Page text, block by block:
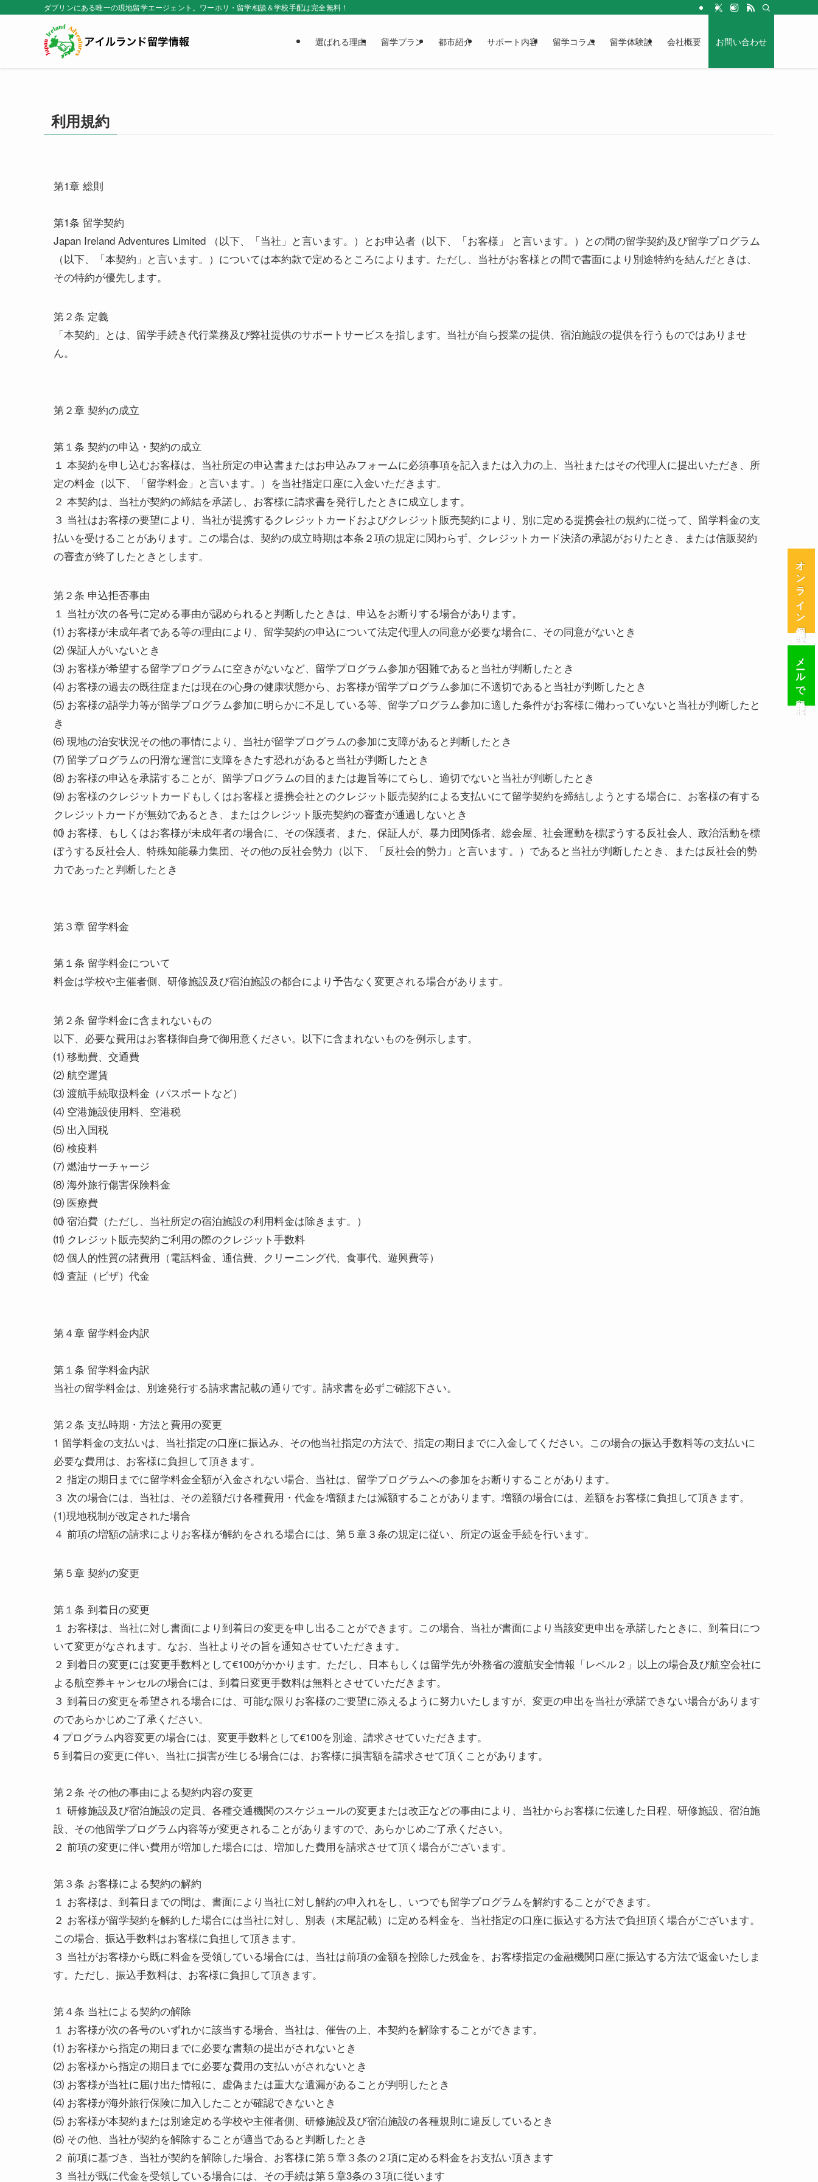
ダブリンにある唯一の現地留学エージェント。ワーホリ・留学相談＆学校手配は完全無料！
選ばれる理由 留学プラン 都市紹介 サポート内容 留学コラム 留学体験談 会社概要 お問い合わせ
利用規約
第1章 総則
第1条 留学契約
Japan Ireland Adventures Limited （以下、「当社」と言います。）とお申込者（以下、「お客様」 と言います。）との間の留学契約及び留学プログラム
（以下、「本契約」と言います。）については本約款で定めるところによります。ただし、当社がお客様との間で書面により別途特約を結んだときは、
その特約が優先します。
第２条 定義
「本契約」とは、留学手続き代行業務及び弊社提供のサポートサービスを指します。当社が自ら授業の提供、宿泊施設の提供を行うものではありませ
ん。
第２章 契約の成立
第１条 契約の申込・契約の成立
１ 本契約を申し込むお客様は、当社所定の申込書またはお申込みフォームに必須事項を記入または入力の上、当社またはその代理人に提出いただき、所
定の料金（以下、「留学料金」と言います。）を当社指定口座に入金いただきます。
２ 本契約は、当社が契約の締結を承諾し、お客様に請求書を発行したときに成立します。
３ 当社はお客様の要望により、当社が提携するクレジットカードおよびクレジット販売契約により、別に定める提携会社の規約に従って、留学料金の支
払いを受けることがあります。この場合は、契約の成立時期は本条２項の規定に関わらず、クレジットカード決済の承認がおりたとき、または信販契約
の審査が終了したときとします。
第２条 申込拒否事由
１ 当社が次の各号に定める事由が認められると判断したときは、申込をお断りする場合があります。
⑴ お客様が未成年者である等の理由により、留学契約の申込について法定代理人の同意が必要な場合に、その同意がないとき
⑵ 保証人がいないとき
⑶ お客様が希望する留学プログラムに空きがないなど、留学プログラム参加が困難であると当社が判断したとき
⑷ お客様の過去の既往症または現在の心身の健康状態から、お客様が留学プログラム参加に不適切であると当社が判断したとき
⑸ お客様の語学力等が留学プログラム参加に明らかに不足している等、留学プログラム参加に適した条件がお客様に備わっていないと当社が判断したと
き
⑹ 現地の治安状況その他の事情により、当社が留学プログラムの参加に支障があると判断したとき
⑺ 留学プログラムの円滑な運営に支障をきたす恐れがあると当社が判断したとき
⑻ お客様の申込を承諾することが、留学プログラムの目的または趣旨等にてらし、適切でないと当社が判断したとき
⑼ お客様のクレジットカードもしくはお客様と提携会社とのクレジット販売契約による支払いにて留学契約を締結しようとする場合に、お客様の有する
クレジットカードが無効であるとき、またはクレジット販売契約の審査が通過しないとき
⑽ お客様、もしくはお客様が未成年者の場合に、その保護者、また、保証人が、暴力団関係者、総会屋、社会運動を標ぼうする反社会人、政治活動を標
ぼうする反社会人、特殊知能暴力集団、その他の反社会勢力（以下、「反社会的勢力」と言います。）であると当社が判断したとき、または反社会的勢
力であったと判断したとき
第３章 留学料金
第１条 留学料金について
料金は学校や主催者側、研修施設及び宿泊施設の都合により予告なく変更される場合があります。
第２条 留学料金に含まれないもの
以下、必要な費用はお客様御自身で御用意ください。以下に含まれないものを例示します。
⑴ 移動費、交通費
⑵ 航空運賃
⑶ 渡航手続取扱料金（パスポートなど）
⑷ 空港施設使用料、空港税
⑸ 出入国税
⑹ 検疫料
⑺ 燃油サーチャージ
⑻ 海外旅行傷害保険料金
⑼ 医療費
⑽ 宿泊費（ただし、当社所定の宿泊施設の利用料金は除きます。）
⑾ クレジット販売契約ご利用の際のクレジット手数料
⑿ 個人的性質の諸費用（電話料金、通信費、クリーニング代、食事代、遊興費等）
⒀ 査証（ビザ）代金
第４章 留学料金内訳
第１条 留学料金内訳
当社の留学料金は、別途発行する請求書記載の通りです。請求書を必ずご確認下さい。
第２条 支払時期・方法と費用の変更
1 留学料金の支払いは、当社指定の口座に振込み、その他当社指定の方法で、指定の期日までに入金してください。この場合の振込手数料等の支払いに
必要な費用は、お客様に負担して頂きます。
２ 指定の期日までに留学料金全額が入金されない場合、当社は、留学プログラムへの参加をお断りすることがあります。
３ 次の場合には、当社は、その差額だけ各種費用・代金を増額または減額することがあります。増額の場合には、差額をお客様に負担して頂きます。
(1)現地税制が改定された場合
４ 前項の増額の請求によりお客様が解約をされる場合には、第５章３条の規定に従い、所定の返金手続を行います。
第５章 契約の変更
第１条 到着日の変更
１ お客様は、当社に対し書面により到着日の変更を申し出ることができます。この場合、当社が書面により当該変更申出を承諾したときに、到着日につ
いて変更がなされます。なお、当社よりその旨を通知させていただきます。
２ 到着日の変更には変更手数料として€100がかかります。ただし、日本もしくは留学先が外務省の渡航安全情報「レベル２」以上の場合及び航空会社に
よる航空券キャンセルの場合には、到着日変更手数料は無料とさせていただきます。
３ 到着日の変更を希望される場合には、可能な限りお客様のご要望に添えるように努力いたしますが、変更の申出を当社が承諾できない場合があります
のであらかじめご了承ください。
4 プログラム内容変更の場合には、変更手数料として€100を別途、請求させていただきます。
5 到着日の変更に伴い、当社に損害が生じる場合には、お客様に損害額を請求させて頂くことがあります。
第２条 その他の事由による契約内容の変更
１ 研修施設及び宿泊施設の定員、各種交通機関のスケジュールの変更または改正などの事由により、当社からお客様に伝達した日程、研修施設、宿泊施
設、その他留学プログラム内容等が変更されることがありますので、あらかじめご了承ください。
２ 前項の変更に伴い費用が増加した場合には、増加した費用を請求させて頂く場合がございます。
第３条 お客様による契約の解約
１ お客様は、到着日までの間は、書面により当社に対し解約の申入れをし、いつでも留学プログラムを解約することができます。
２ お客様が留学契約を解約した場合には当社に対し、別表（末尾記載）に定める料金を、当社指定の口座に振込する方法で負担頂く場合がございます。
この場合、振込手数料はお客様に負担して頂きます。
３ 当社がお客様から既に料金を受領している場合には、当社は前項の金額を控除した残金を、お客様指定の金融機関口座に振込する方法で返金いたしま
す。ただし、振込手数料は、お客様に負担して頂きます。
第４条 当社による契約の解除
１ お客様が次の各号のいずれかに該当する場合、当社は、催告の上、本契約を解除することができます。
⑴ お客様から指定の期日までに必要な書類の提出がされないとき
⑵ お客様から指定の期日までに必要な費用の支払いがされないとき
⑶ お客様が当社に届け出た情報に、虚偽または重大な遺漏があることが判明したとき
⑷ お客様が海外旅行保険に加入したことが確認できないとき
⑸ お客様が本契約または別途定める学校や主催者側、研修施設及び宿泊施設の各種規則に違反しているとき
⑹ その他、当社が契約を解除することが適当であると判断したとき
２ 前項に基づき、当社が契約を解除した場合、お客様に第５章３条の２項に定める料金をお支払い頂きます
３ 当社が既に代金を受領している場合には、その手続は第５章3条の３項に従います
オンライン個別相談
メールで留学相談